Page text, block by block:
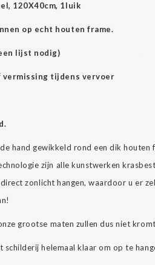
120X40cm, 1luik
op echt houten frame.
lijst nodig)
vermissing tijdens vervoer
hand gewikkeld rond een dik houten
zijn alle kunstwerken
zonlicht hangen, waardoor u er
grootse maten zullen dus niet
helemaal klaar om op te